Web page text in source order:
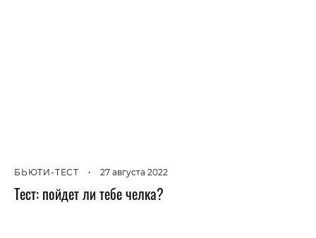
БЬЮТИ-ТЕСТ • 27 августа 2022
Тест: пойдет ли тебе челка?